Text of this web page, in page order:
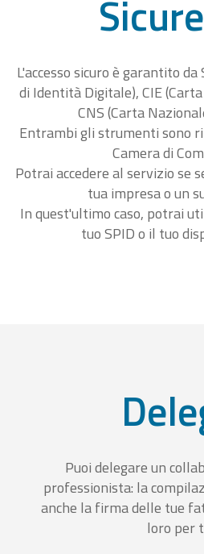
L'accesso sicuro è garantito
di Identità Digitale), CIE
CNS (Carta
Entrambi gli strumenti sono
Camera di
Potrai accedere al servizio se
tua impresa o un
In quest'ultimo caso, potrai
tuo SPID o il tuo
Puoi delegare un
professionista: la
anche la firma delle tue
loro per